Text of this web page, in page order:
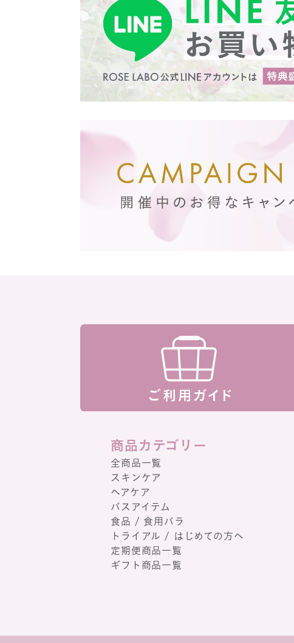
商品カテゴリー
全商品一覧
スキンケア
ヘアケア
バスアイテム
食品 / 食用バラ
トライアル / はじめての方へ
定期便商品一覧
ギフト商品一覧